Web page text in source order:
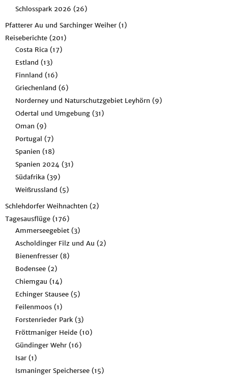
Schlosspark 2026 (26)
Pfatterer Au und Sarchinger Weiher (1)
Reiseberichte (201)
Costa Rica (17)
Estland (13)
Finnland (16)
Griechenland (6)
Norderney und Naturschutzgebiet Leyhörn (9)
Odertal und Umgebung (31)
Oman (9)
Portugal (7)
Spanien (18)
Spanien 2024 (31)
Südafrika (39)
Weißrussland (5)
Schlehdorfer Weihnachten (2)
Tagesausflüge (176)
Ammerseegebiet (3)
Ascholdinger Filz und Au (2)
Bienenfresser (8)
Bodensee (2)
Chiemgau (14)
Echinger Stausee (5)
Feilenmoos (1)
Forstenrieder Park (3)
Fröttmaniger Heide (10)
Gündinger Wehr (16)
Isar (1)
Ismaninger Speichersee (15)